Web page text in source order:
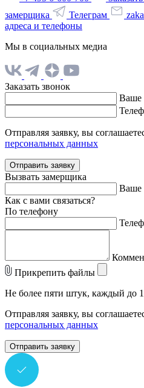
замерщика
Телеграм
адреса и телефоны
Мы в социальных медиа
Заказать звонок
Ваше
Отправляя заявку, вы
персональных данных
Отправить заявку
Вызвать замерщика
Ваше
Как с вами связаться?
По телефону
Прикрепить файлы
Не более пяти штук, каждый до
Отправляя заявку, вы
персональных данных
Отправить заявку